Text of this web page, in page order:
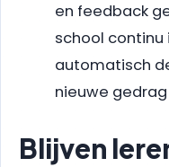
en feedback
school continu
automatisch
nieuwe
Blijven